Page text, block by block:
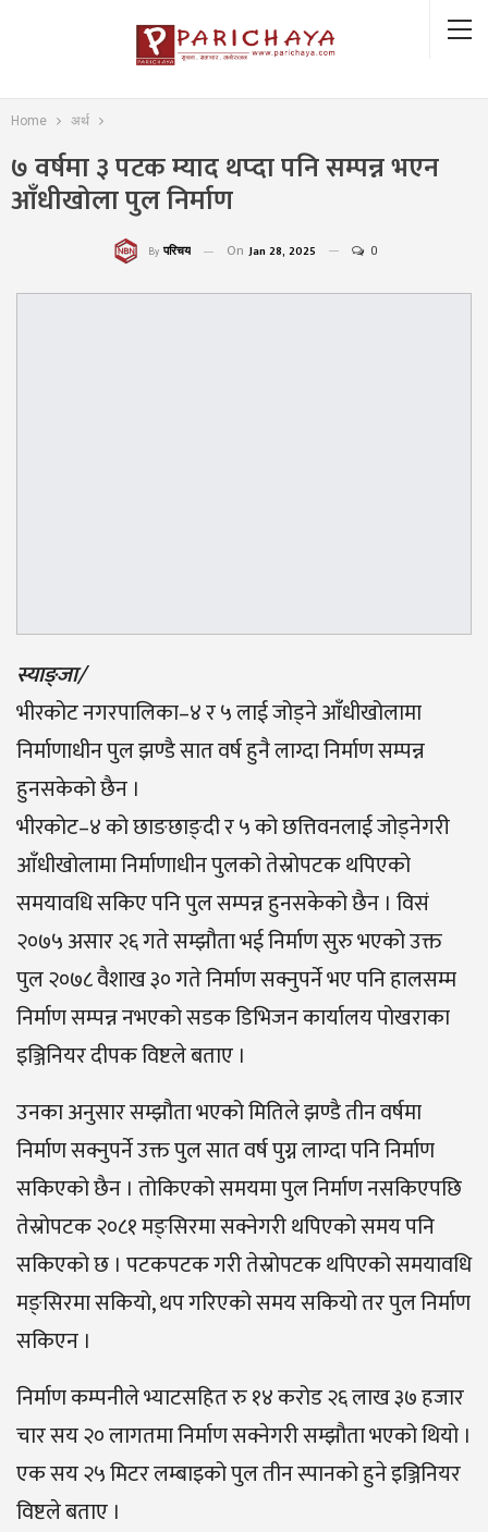
Home अर्थ
७ वर्षमा ३ पटक म्याद थप्दा पनि सम्पन्न भएन
आँधीखोला पुल निर्माण
By परिचय On Jan 28, 2025 0
स्याङ्जा/
भीरकोट नगरपालिका–४ र ५ लाई जोड्ने आँधीखोलामा
निर्माणाधीन पुल झण्डै सात वर्ष हुनै लाग्दा निर्माण सम्पन्न
हुनसकेको छैन ।
भीरकोट–४ को छाङछाङ्दी र ५ को छत्तिवनलाई जोड्नेगरी
आँधीखोलामा निर्माणाधीन पुलको तेस्रोपटक थपिएको
समयावधि सकिए पनि पुल सम्पन्न हुनसकेको छैन । विसं
२०७५ असार २६ गते सम्झौता भई निर्माण सुरु भएको उक्त
पुल २०७८ वैशाख ३० गते निर्माण सक्नुपर्ने भए पनि हालसम्म
निर्माण सम्पन्न नभएको सडक डिभिजन कार्यालय पोखराका
इञ्जिनियर दीपक विष्टले बताए ।
उनका अनुसार सम्झौता भएको मितिले झण्डै तीन वर्षमा
निर्माण सक्नुपर्ने उक्त पुल सात वर्ष पुग्न लाग्दा पनि निर्माण
सकिएको छैन । तोकिएको समयमा पुल निर्माण नसकिएपछि
तेस्रोपटक २०८१ मङ्सिरमा सक्नेगरी थपिएको समय पनि
सकिएको छ । पटकपटक गरी तेस्रोपटक थपिएको समयावधि
मङ्सिरमा सकियो, थप गरिएको समय सकियो तर पुल निर्माण
सकिएन ।
निर्माण कम्पनीले भ्याटसहित रु १४ करोड २६ लाख ३७ हजार
चार सय २० लागतमा निर्माण सक्नेगरी सम्झौता भएको थियो ।
एक सय २५ मिटर लम्बाइको पुल तीन स्पानको हुने इञ्जिनियर
विष्टले बताए ।